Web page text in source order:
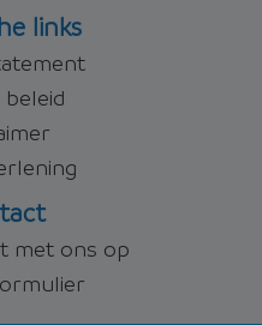
links
beleid
met ons op